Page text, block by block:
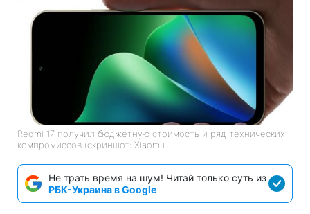
Redmi 17 получил бюджетную стоимость и ряд технических
компромиссов (скриншот: Xiaomi)
Не трать время на шум! Читай только суть из
РБК-Украина в Google